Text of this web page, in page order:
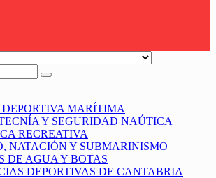
DEPORTIVA MARÍTIMA
Y SEGURIDAD NAÚTICA
RECREATIVA
NATACIÓN Y SUBMARINISMO
DE AGUA Y BOTAS
DEPORTIVAS DE CANTABRIA